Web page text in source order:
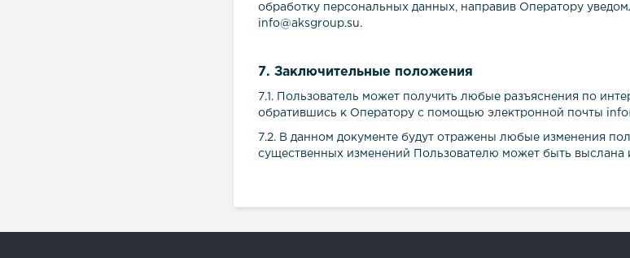
обработку персональных данных, направив Оператору
info@aksgroup.su.
7. Заключительные положения
7.1. Пользователь может получить любые разъяснения по
обратившись к Оператору с помощью электронной почты
7.2. В данном документе будут отражены любые изменения
существенных изменений Пользователю может быть